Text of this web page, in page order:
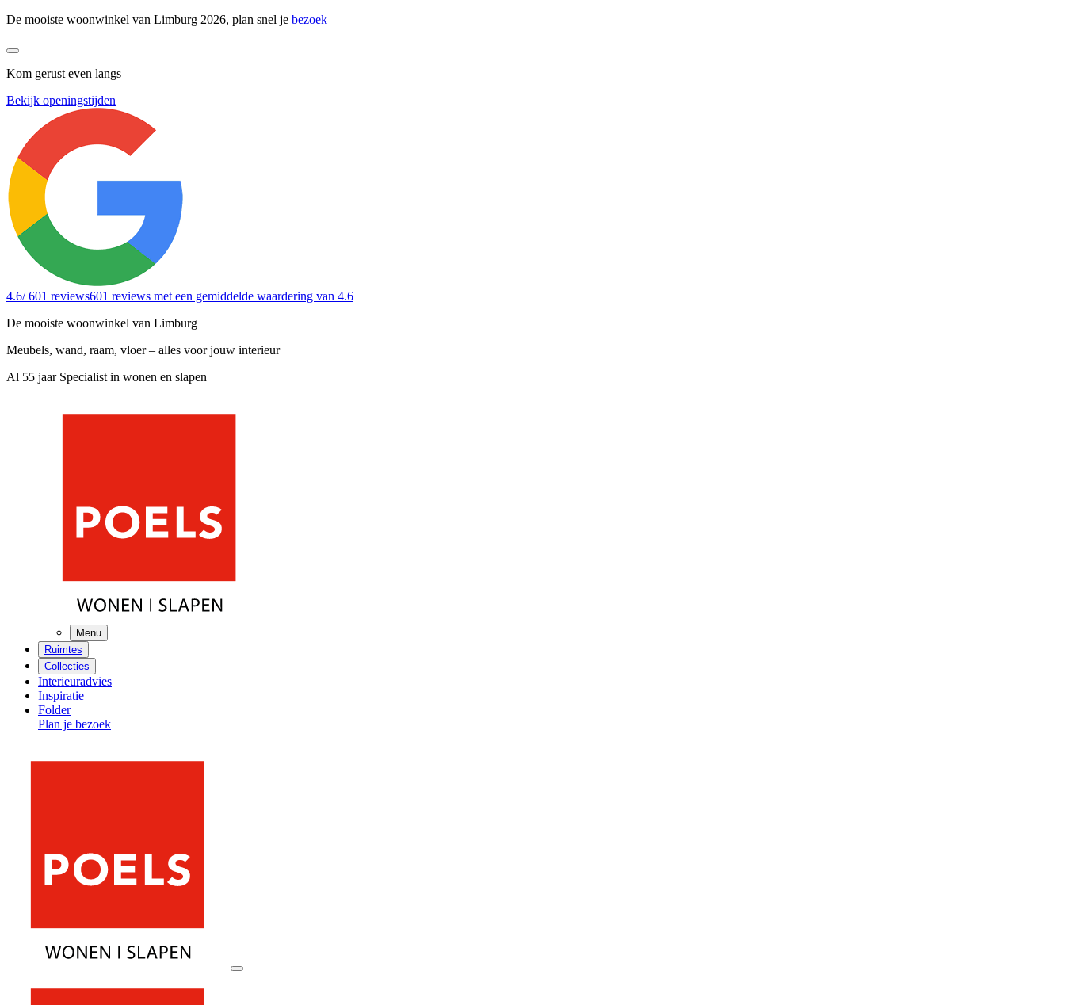
De mooiste woonwinkel van Limburg 2026, plan snel je bezoek
Kom gerust even langs
Bekijk openingstijden
4.6/ 601 reviews601 reviews met een gemiddelde waardering van 4.6
De mooiste woonwinkel van Limburg
Meubels, wand, raam, vloer – alles voor jouw interieur
Al 55 jaar Specialist in wonen en slapen
Menu
Ruimtes
Collecties
Interieuradvies
Inspiratie
Folder
Plan je bezoek